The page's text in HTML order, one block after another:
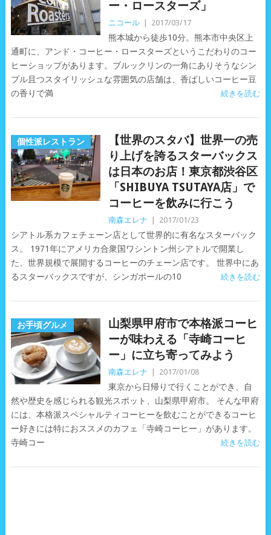
ー・ロースターズ」
ニコール 2017/03/17
熊本城から徒歩10分。熊本市中央区上
通町に、アンド・コーヒー・ロースターズというこだわりのコー
ヒーショップがあります。ブルックリンの一角にありそうなシン
プル且つスタイリッシュな雰囲気の店舗は、香ばしいコーヒー豆
の香りで満
続きを読む
個性派レストラン
【世界のスタバ】世界一の売
り上げを誇るスターバックス
は日本のお店！東京都渋谷区
「SHIBUYA TSUTAYA店」で
コーヒーを飲みに行こう
南森エレナ 2017/01/23
シアトル系カフェチェーン店として世界的に有名なスターバック
ス。 1971年にアメリカ合衆国ワシントン州シアトルで開業し
た、世界規模で展開するコーヒーのチェーン店です。 世界中にあ
るスターバックスですが、シンガポールの10
続きを読む
お手頃グルメ
山梨県甲府市で本格派コーヒ
ーが味わえる「寺崎コーヒ
ー」に立ち寄ってみよう
南森エレナ 2017/01/08
東京から日帰りで行くことができ、自
然や歴史を感じられる観光スポット、山梨県甲府市。 そんな甲府
には、本格派スペシャルティコーヒーを飲むことができるコーヒ
ー好きには特におススメのカフェ「寺崎コーヒー」があります。
寺崎コー
続きを読む